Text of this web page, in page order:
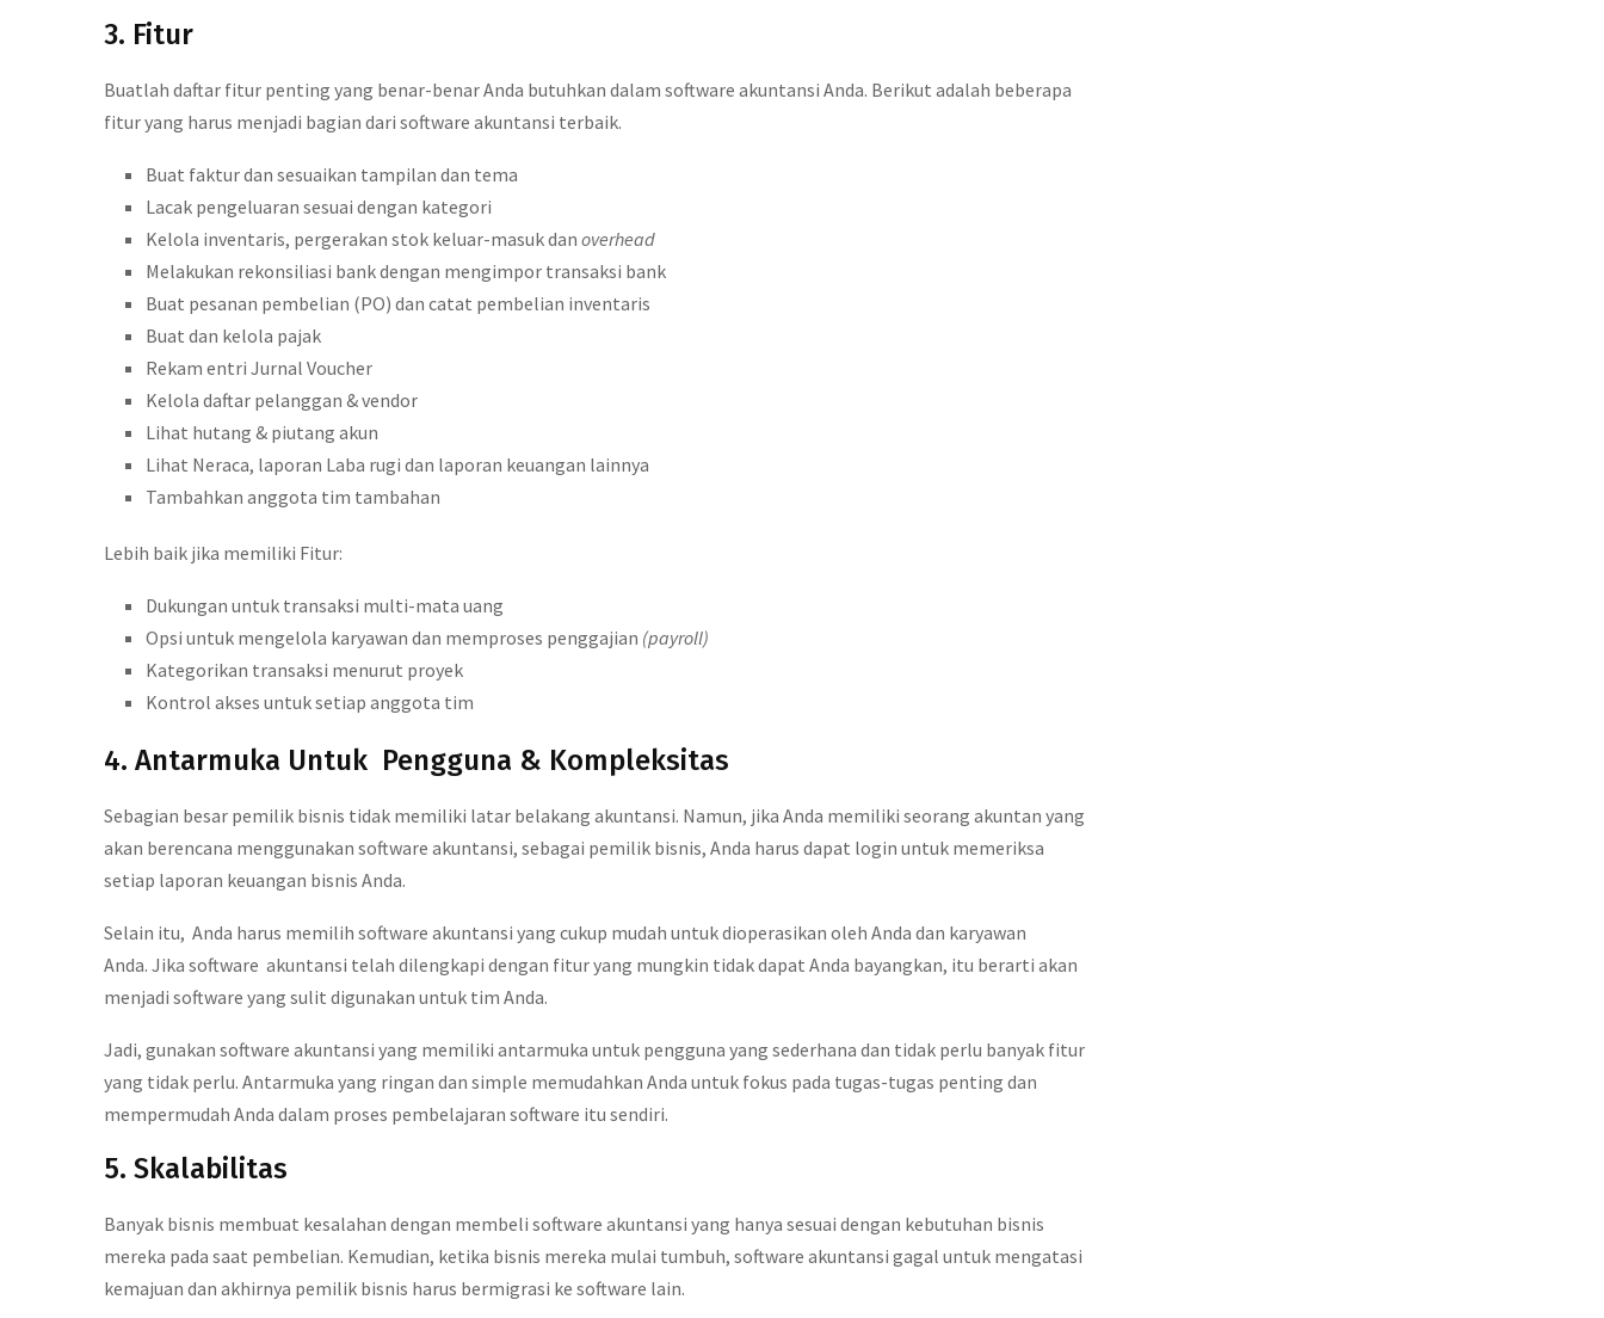
3. Fitur
Buatlah daftar fitur penting yang benar-benar Anda butuhkan dalam software akuntansi Anda. Berikut adalah beberapa
fitur yang harus menjadi bagian dari software akuntansi terbaik.
Buat faktur dan sesuaikan tampilan dan tema
Lacak pengeluaran sesuai dengan kategori
Kelola inventaris, pergerakan stok keluar-masuk dan overhead
Melakukan rekonsiliasi bank dengan mengimpor transaksi bank
Buat pesanan pembelian (PO) dan catat pembelian inventaris
Buat dan kelola pajak
Rekam entri Jurnal Voucher
Kelola daftar pelanggan & vendor
Lihat hutang & piutang akun
Lihat Neraca, laporan Laba rugi dan laporan keuangan lainnya
Tambahkan anggota tim tambahan
Lebih baik jika memiliki Fitur:
Dukungan untuk transaksi multi-mata uang
Opsi untuk mengelola karyawan dan memproses penggajian (payroll)
Kategorikan transaksi menurut proyek
Kontrol akses untuk setiap anggota tim
4. Antarmuka Untuk Pengguna & Kompleksitas
Sebagian besar pemilik bisnis tidak memiliki latar belakang akuntansi. Namun, jika Anda memiliki seorang akuntan yang
akan berencana menggunakan software akuntansi, sebagai pemilik bisnis, Anda harus dapat login untuk memeriksa
setiap laporan keuangan bisnis Anda.
Selain itu, Anda harus memilih software akuntansi yang cukup mudah untuk dioperasikan oleh Anda dan karyawan
Anda. Jika software akuntansi telah dilengkapi dengan fitur yang mungkin tidak dapat Anda bayangkan, itu berarti akan
menjadi software yang sulit digunakan untuk tim Anda.
Jadi, gunakan software akuntansi yang memiliki antarmuka untuk pengguna yang sederhana dan tidak perlu banyak fitur
yang tidak perlu. Antarmuka yang ringan dan simple memudahkan Anda untuk fokus pada tugas-tugas penting dan
mempermudah Anda dalam proses pembelajaran software itu sendiri.
5. Skalabilitas
Banyak bisnis membuat kesalahan dengan membeli software akuntansi yang hanya sesuai dengan kebutuhan bisnis
mereka pada saat pembelian. Kemudian, ketika bisnis mereka mulai tumbuh, software akuntansi gagal untuk mengatasi
kemajuan dan akhirnya pemilik bisnis harus bermigrasi ke software lain.